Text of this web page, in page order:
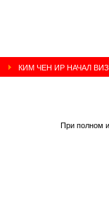
КИМ ЧЕН ИР НАЧАЛ
При полном